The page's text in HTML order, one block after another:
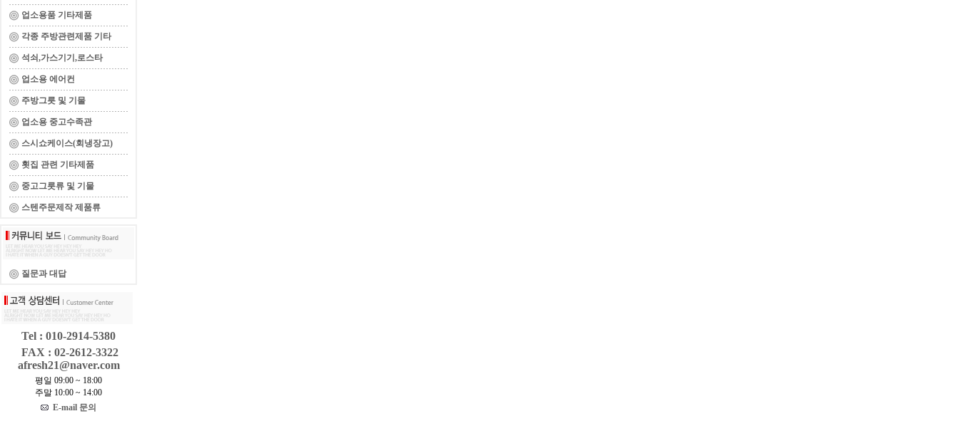
업소용품 기타제품
각종 주방관련제품 기타
석쇠,가스기기,로스타
업소용 에어컨
주방그릇 및 기물
업소용 중고수족관
스시쇼케이스(회냉장고)
횟집 관련 기타제품
중고그릇류 및 기물
스텐주문제작 제품류
질문과 대답
Tel : 010-2914-5380
FAX : 02-2612-3322
afresh21@naver.com
평일 09:00 ~ 18:00
주말 10:00 ~ 14:00
E-mail 문의